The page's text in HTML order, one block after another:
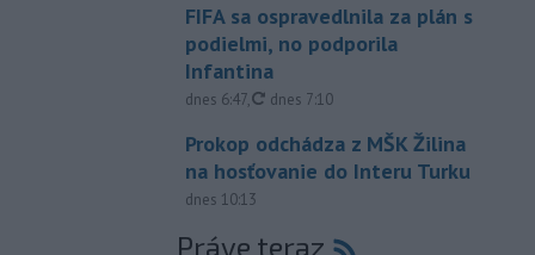
FIFA sa ospravedlnila za plán s
podielmi, no podporila
Infantina
dnes 6:47, aktualizované
dnes 7:10
Prokop odchádza z MŠK Žilina
na hosťovanie do Interu Turku
dnes 10:13
Práve teraz